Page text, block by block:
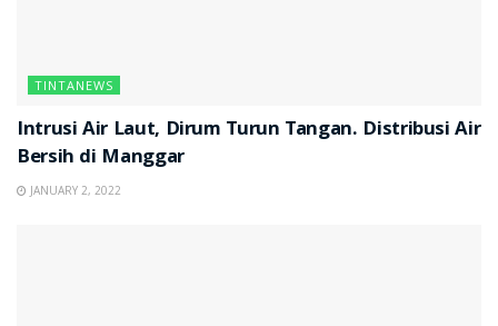
TINTANEWS
Intrusi Air Laut, Dirum Turun Tangan. Distribusi Air
Bersih di Manggar
JANUARY 2, 2022